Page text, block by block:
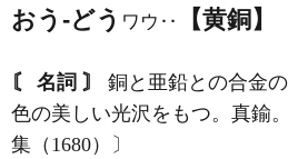
おう‐どう ワウ‥ 【黄銅】
〘 名詞 〙
銅と亜鉛との合金
色の美しい光沢をもつ。真鍮
集（1680）〕